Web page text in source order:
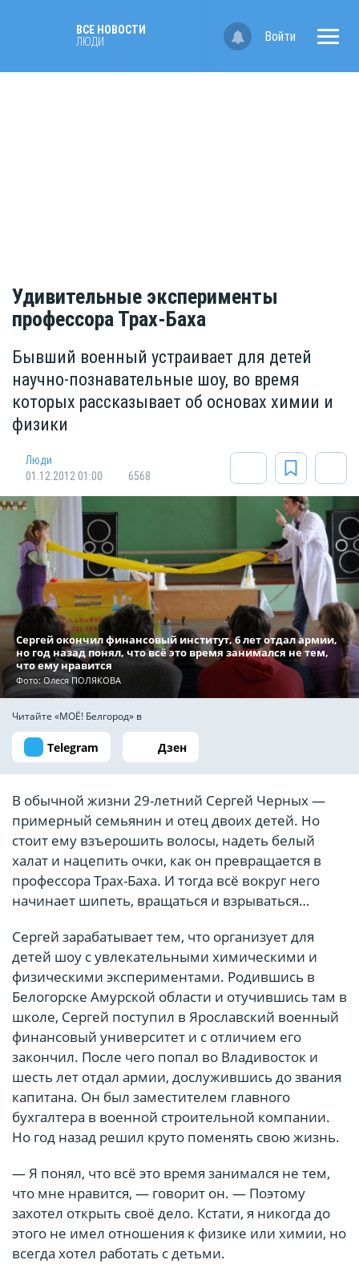
ВСЕ НОВОСТИ
ЛЮДИ
Войти
Удивительные эксперименты
профессора Трах-Баха
Бывший военный устраивает для детей
научно-познавательные шоу, во время
которых рассказывает об основах химии и
физики
Люди
01.12.2012 01:00
6568
Сергей окончил финансовый институт, 6 лет отдал армии,
но год назад понял, что всё это время занимался не тем,
что ему нравится
Фото: Олеся ПОЛЯКОВА
Читайте «МОЁ! Белгород» в
Telegram Дзен
В обычной жизни 29-летний Сергей Черных —
примерный семьянин и отец двоих детей. Но
стоит ему взъерошить волосы, надеть белый
халат и нацепить очки, как он превращается в
профессора Трах-Баха. И тогда всё вокруг него
начинает шипеть, вращаться и взрываться…
Сергей зарабатывает тем, что организует для
детей шоу с увлекательными химическими и
физическими экспериментами. Родившись в
Белогорске Амурской области и отучившись там в
школе, Сергей поступил в Ярославский военный
финансовый университет и с отличием его
закончил. После чего попал во Владивосток и
шесть лет отдал армии, дослужившись до звания
капитана. Он был заместителем главного
бухгалтера в военной строительной компании.
Но год назад решил круто поменять свою жизнь.
— Я понял, что всё это время занимался не тем,
что мне нравится, — говорит он. — Поэтому
захотел открыть своё дело. Кстати, я никогда до
этого не имел отношения к физике или химии, но
всегда хотел работать с детьми.